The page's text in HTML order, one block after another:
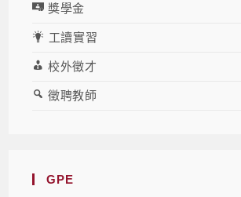
獎學金
工讀實習
校外徵才
徵聘教師
GPE